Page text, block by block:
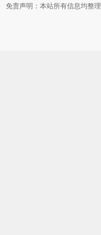
免责声明：本站所有信息均整